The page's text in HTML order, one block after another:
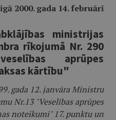
2000. gada 14. februārī
ministrijas
rīkojumā Nr. 290
aprūpes
kārtību"
gada 12. janvāra Ministru
Nr.13 "Veselības aprūpes
noteikumi" 17. punktu un